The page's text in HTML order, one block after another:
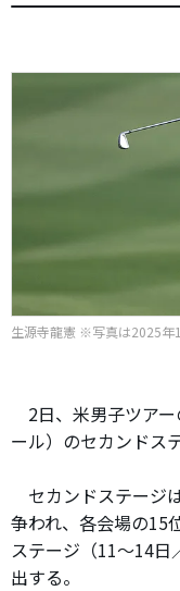
生源寺龍憲 ※写真は2025年
2日、米男子ツア
ール）のセカンドス
セカンドステージ
争われ、各会場の15
ステージ（11～14日
出する。